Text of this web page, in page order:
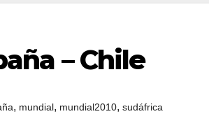
– Chile
, mundial, mundial2010, sudáfrica